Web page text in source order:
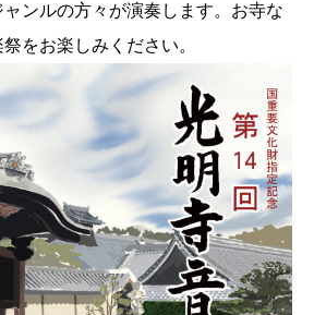
ンルの方々が演奏します。お寺な
をお楽しみください。